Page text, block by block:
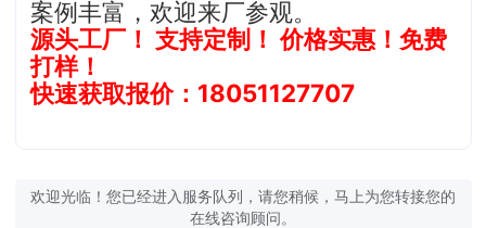
案例丰富，欢迎来厂参观。
源头工厂！ 支持定制！ 价格实惠！免费
打样！
快速获取报价：18051127707
欢迎光临！您已经进入服务队列，请您稍候，马上为您转接您的
在线咨询顾问。